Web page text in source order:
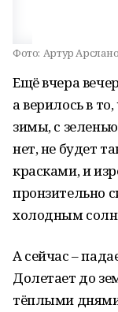
Фото: Артур
Ещё вчера
а верилось в
зимы, с
нет, не будет
красками, и
пронзительно
холодным
А сейчас –
Долетает до
тёплыми